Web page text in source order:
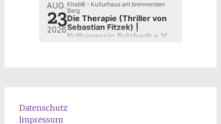
AUG.
23
2026
KhabB - Kulturhaus am brennenden
Berg
Die Therapie (Thriller von
Sebastian Fitzek) |
Kulturverein Sulzbach e.V.
Datenschutz
Impressum